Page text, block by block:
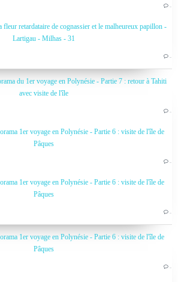
…
fleur retardataire de cognassier et le malheureux papillon -
Lartigau - Milhas - 31
…
du 1er voyage en Polynésie - Partie 7 : retour à Tahiti
avec visite de l'île
…
1er voyage en Polynésie - Partie 6 : visite de l'île de
Pâques
…
1er voyage en Polynésie - Partie 6 : visite de l'île de
Pâques
…
1er voyage en Polynésie - Partie 6 : visite de l'île de
Pâques
…